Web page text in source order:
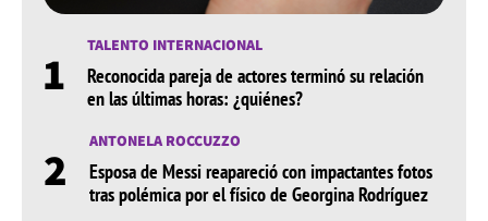
1 TALENTO INTERNACIONAL
Reconocida pareja de actores terminó su relación
en las últimas horas: ¿quiénes?
2 ANTONELA ROCCUZZO
Esposa de Messi reapareció con impactantes fotos
tras polémica por el físico de Georgina Rodríguez